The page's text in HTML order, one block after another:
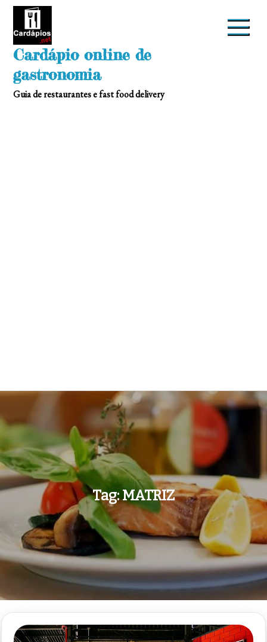
Skip
Cardápio online de
gastronomia
Guia de restaurantes e fast food delivery
Tag:MATRIZ